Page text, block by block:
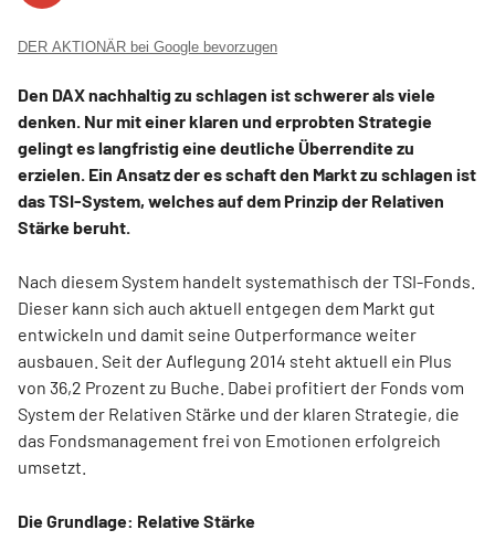
DER AKTIONÄR bei Google bevorzugen
Den DAX nachhaltig zu schlagen ist schwerer als viele
denken. Nur mit einer klaren und erprobten Strategie
gelingt es langfristig eine deutliche Überrendite zu
erzielen. Ein Ansatz der es schaft den Markt zu schlagen ist
das TSI-System, welches auf dem Prinzip der Relativen
Stärke beruht.
Nach diesem System handelt systemathisch der TSI-Fonds.
Dieser kann sich auch aktuell entgegen dem Markt gut
entwickeln und damit seine Outperformance weiter
ausbauen. Seit der Auflegung 2014 steht aktuell ein Plus
von 36,2 Prozent zu Buche. Dabei profitiert der Fonds vom
System der Relativen Stärke und der klaren Strategie, die
das Fondsmanagement frei von Emotionen erfolgreich
umsetzt.
Die Grundlage: Relative Stärke